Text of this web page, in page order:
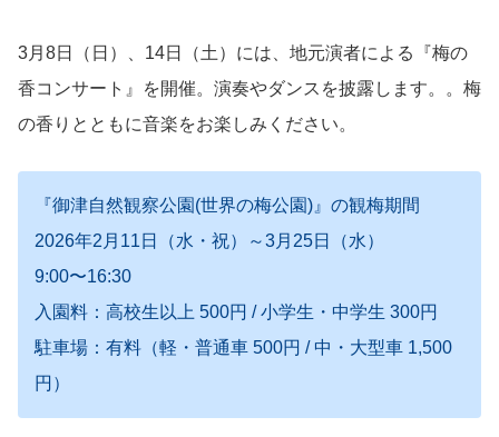
3月8日（日）、14日（土）には、地元演者による『梅の
香コンサート』を開催。演奏やダンスを披露します。。梅
の香りとともに音楽をお楽しみください。
『御津自然観察公園(世界の梅公園)』の観梅期間
2026年2月11日（水・祝）～3月25日（水）
9:00〜16:30
入園料：高校生以上 500円 / 小学生・中学生 300円
駐車場：有料（軽・普通車 500円 / 中・大型車 1,500
円）